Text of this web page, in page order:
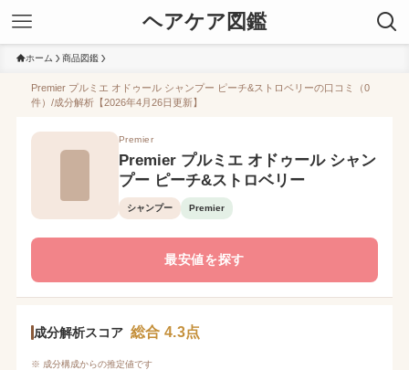
ヘアケア図鑑
ホーム 商品図鑑
Premier プルミエ オドゥール シャンプー ピーチ&ストロベリーの口コミ（0
件）/成分解析【2026年4月26日更新】
Premier
Premier プルミエ オドゥール シャン
プー ピーチ&ストロベリー
シャンプー Premier
最安値を探す
成分解析スコア 総合 4.3点
※ 成分構成からの推定値です